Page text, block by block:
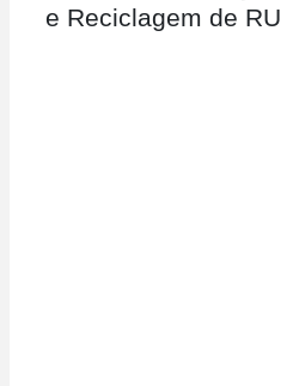
e Reciclagem de RU